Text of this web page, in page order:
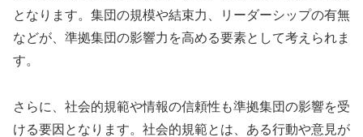
となります。集団の規模や結束力、リーダーシップの有無
などが、準拠集団の影響力を高める要素として考えられま
す。
さらに、社会的規範や情報の信頼性も準拠集団の影響を受
ける要因となります。社会的規範とは、ある行動や意見が